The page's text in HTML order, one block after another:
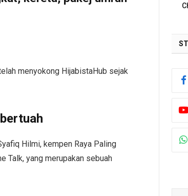
menyokong HijabistaHub sejak
Hilmi, kempen Raya Paling
Talk, yang merupakan sebuah